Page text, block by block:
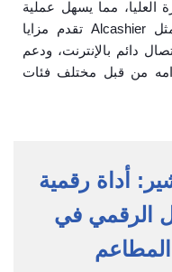
العليا، مما يسهل عملية
اتخاذ القرار. بل إن بعض الأنظمة مثل Alcashier تقدم مزايا
دائم بالإنترنت، ودعم
من قبل مختلف فئات
أداة رقمية
الرقمي في
المطاعم